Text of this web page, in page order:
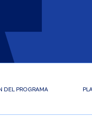
DEL PROGRAMA